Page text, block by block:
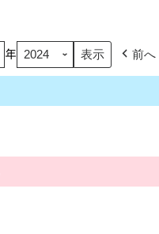
年 前へ